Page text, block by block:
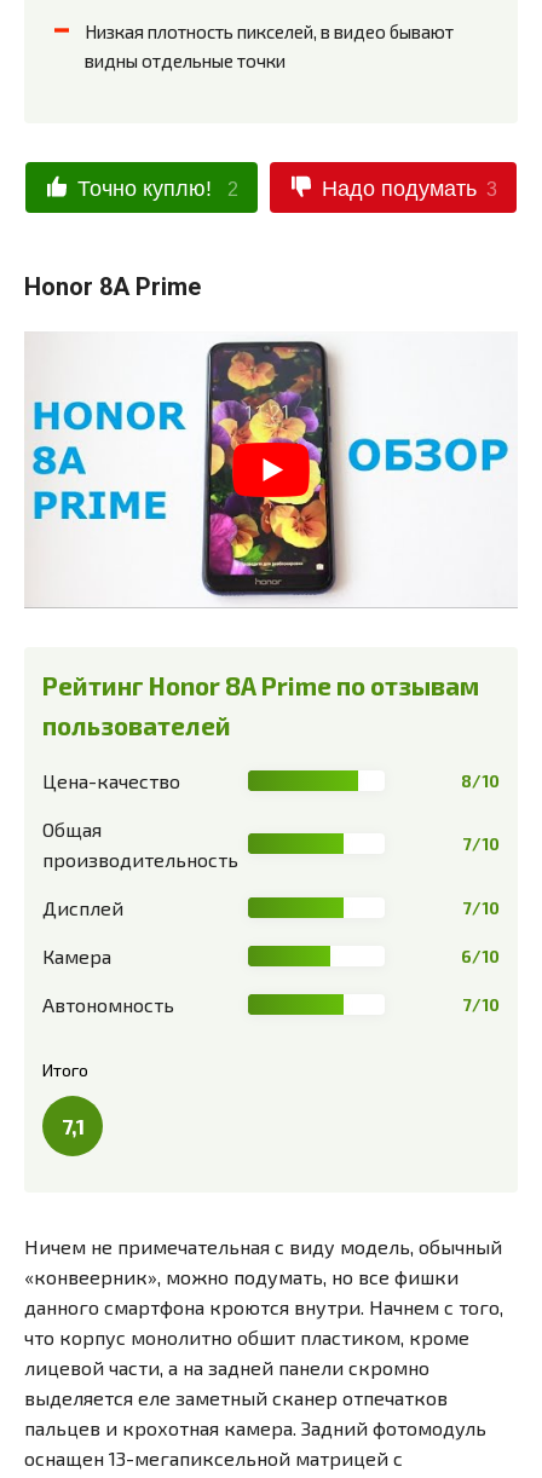
Низкая плотность пикселей, в видео бывают
видны отдельные точки
Точно куплю! 2 Надо подумать 3
Honor 8A Prime
Рейтинг Honor 8A Prime по отзывам
пользователей
Цена-качество 8/10
Общая
производительность
7/10
Дисплей 7/10
Камера 6/10
Автономность 7/10
Итого
7,1
Ничем не примечательная с виду модель, обычный
«конвеерник», можно подумать, но все фишки
данного смартфона кроются внутри. Начнем с того,
что корпус монолитно обшит пластиком, кроме
лицевой части, а на задней панели скромно
выделяется еле заметный сканер отпечатков
пальцев и крохотная камера. Задний фотомодуль
оснащен 13-мегапиксельной матрицей с